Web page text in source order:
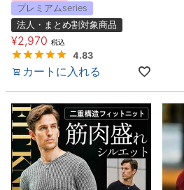
プレミアムseries
法人・まとめ割対象商品
¥2,970 税込
4.83
カートに入れる